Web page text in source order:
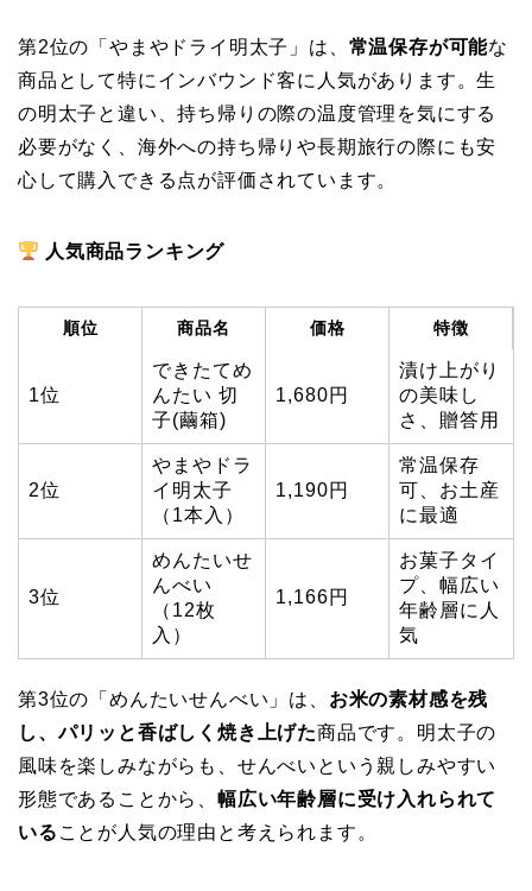
第2位の「やまやドライ明太子」は、 常温保存が可能な
商品として特にインバウンド客に人気があります。生
の明太子と違い、持ち帰りの際の温度管理を気にする
必要がなく、海外への持ち帰りや長期旅行の際にも安
心して購入できる点が評価されています。
人気商品ランキング
順位 商品名 価格 特徴
1位
できたてめ
んたい 切
子(繭箱)
1,680円
漬け上がり
の美味し
さ、贈答用
2位
やまやドラ
イ明太子
（1本入）
1,190円
常温保存
可、お土産
に最適
3位
めんたいせ
んべい
（12枚
入）
1,166円
お菓子タイ
プ、幅広い
年齢層に人
気
第3位の「めんたいせんべい」は、 お米の素材感を残
し、パリッと香ばしく焼き上げた商品です。明太子の
風味を楽しみながらも、せんべいという親しみやすい
形態であることから、 幅広い年齢層に受け入れられて
いる ことが人気の理由と考えられます。